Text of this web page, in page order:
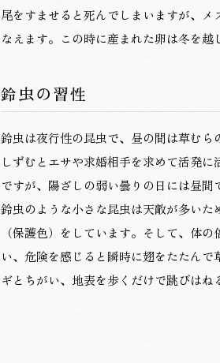
尾をすませると死んでしまいますが、
なえます。この時に産まれた卵は冬を越
鈴虫の習性
鈴虫は夜行性の昆虫で、昼の間は草む
しずむとエサや求婚相手を求めて活発
ですが、陽ざしの弱い曇りの日には昼間
鈴虫のような小さな昆虫は天敵が多い
（保護色）をしています。そして、体
い、危険を感じると瞬時に翅をたたん
ギとちがい、地表を歩くだけで跳びはね